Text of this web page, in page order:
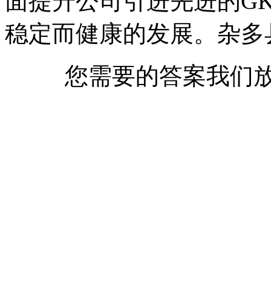
稳定而健康的发展。杂
您需要的答案我们